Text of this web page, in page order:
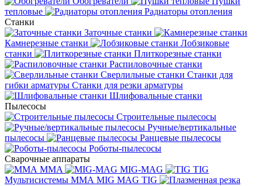
тепловые
Радиаторы отопления
Станки
Заточные станки
Камнерезные станки
Лобзиковые
станки
Плиткорезные станки
Распиловочные станки
Сверлильные станки Станки для
гибки арматуры Станки для резки арматуры
Шлифовальные станки
Пылесосы
Строительные пылесосы
Ручные/вертикальные
пылесосы
Ранцевые пылесосы
Роботы-пылесосы
Сварочные аппараты
MMA
MIG-MAG
TIG
Мультисистемы ММА MIG MAG TIG